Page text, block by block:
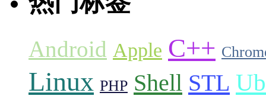
Android Apple C++
Linux PHP Shell STL